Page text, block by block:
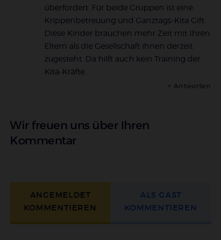
überfordert. Für beide Gruppen ist eine
Krippenbetreuung und Ganztags-Kita Gift.
Diese Kinder brauchen mehr Zeit mit Ihren
Eltern als die Gesellschaft ihnen derzeit
zugesteht. Da hilft auch kein Training der
Kita-Kräfte.
Antworten
Wir freuen uns über Ihren
Kommentar
ANGEMELDET
KOMMENTIEREN
ALS GAST
KOMMENTIEREN